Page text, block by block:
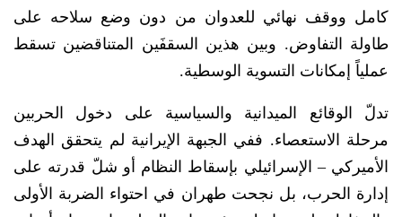
كامل ووقف نهائي للعدوان من دون وضع سلاحه على
طاولة التفاوض. وبين هذين السقفَين المتناقضين تسقط
عملياً إمكانات التسوية الوسطية.
تدلّ الوقائع الميدانية والسياسية على دخول الحربين
مرحلة الاستعصاء. ففي الجبهة الإيرانية لم يتحقق الهدف
الأميركي – الإسرائيلي بإسقاط النظام أو شلّ قدرته على
إدارة الحرب، بل نجحت طهران في احتواء الضربة الأولى